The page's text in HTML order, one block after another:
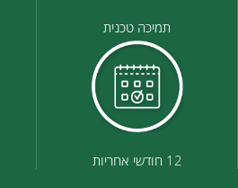
תמיכה טכנית
12 חודשי אחריות